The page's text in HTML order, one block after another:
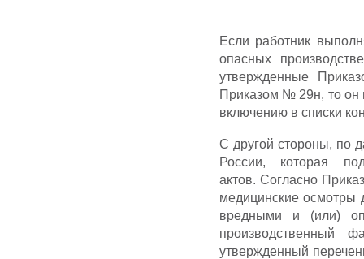
Если работник
опасных
утвержденные
Приказом № 29н, то он
включению в списки
С другой стороны, по
России, которая
актов. Согласно
медицинские осмотры
вредными и (или)
производственный
утвержденный